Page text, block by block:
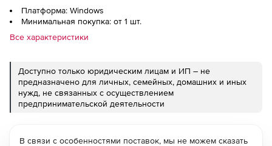
Платформа: Windows
Минимальная покупка: от 1 шт.
Все характеристики
Доступно только юридическим лицам и ИП – не
предназначено для личных, семейных, домашних и иных
нужд, не связанных с осуществлением
предпринимательской деятельности
В связи с особенностями поставок, мы не можем сказать